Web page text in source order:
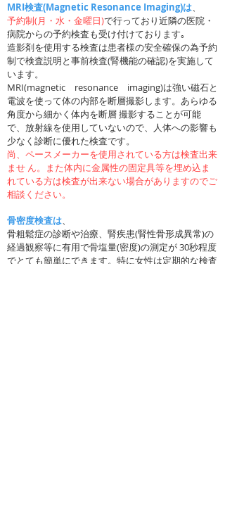
MRI検査(Magnetic Resonance Imaging)は、
予約制(月・水・金曜日)で行っており近隣の医院・
病院からの予約検査も受け付けております｡
造影剤を使用する検査は患者様の安全確保の為予約
制で検査説明と事前検査(腎機能の確認)を実施して
います。
MRI(magnetic resonance imaging)は強い磁石と
電波を使って体の内部を断層撮影します。あらゆる
角度から細かく体内を断層 撮影することが可能
で、放射線を使用していないので、人体への影響も
少なく診断に優れた検査です。
尚、ペースメーカーを使用されている方は検査出来
ませ ん。また体内に金属性の固定具等を埋め込ま
れている方は検査が出来ない場合がありますのでご
相談ください。
骨密度検査は、
骨粗鬆症の診断や治療、腎疾患(腎性骨形成異常)の
経過観察等に有用で骨塩量(密度)の測定が 30秒程度
でとても簡単にできます。特に女性は定期的な検査